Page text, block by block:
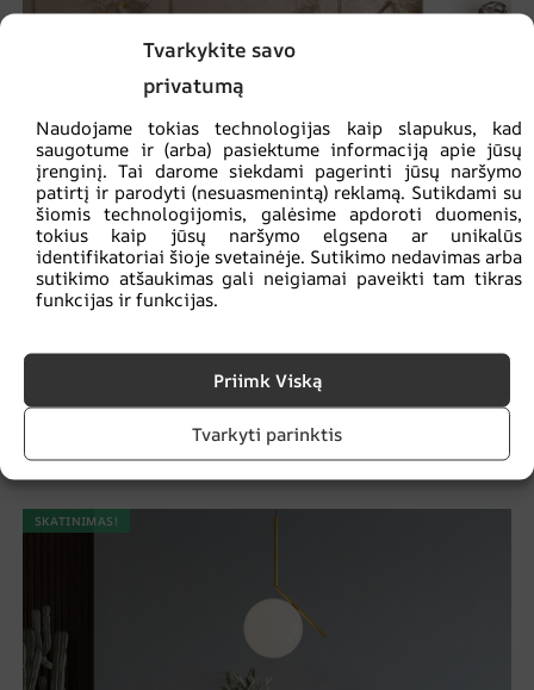
Tvarkykite savo
privatumą
Naudojame tokias technologijas kaip slapukus, kad
saugotume ir (arba) pasiektume informaciją apie jūsų
įrenginį. Tai darome siekdami pagerinti jūsų naršymo
patirtį ir parodyti (nesuasmenintą) reklamą. Sutikdami su
šiomis technologijomis, galėsime apdoroti duomenis,
tokius kaip jūsų naršymo elgsena ar unikalūs
identifikatoriai šioje svetainėje. Sutikimo nedavimas arba
sutikimo atšaukimas gali neigiamai paveikti tam tikras
funkcijas ir funkcijas.
Priimk Viską
Tvarkyti parinktis
Beždžionių freskos su raštais
€19.87 €14.90
SKATINIMAS!